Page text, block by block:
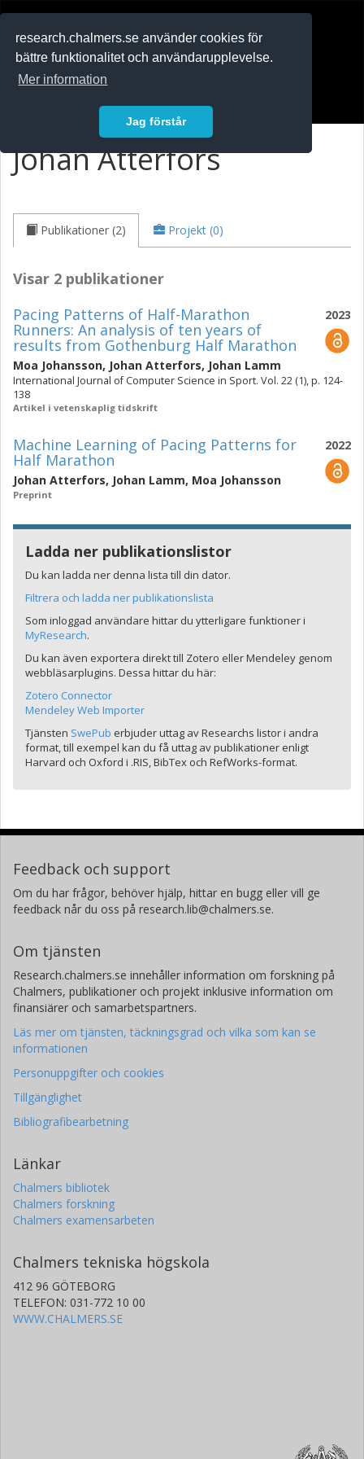
research.chalmers.se använder cookies för
bättre funktionalitet och användarupplevelse.
Mer information
Jag förstår
Johan Atterfors
Publikationer (2) Projekt (0)
Visar 2 publikationer
2023
Pacing Patterns of Half-Marathon
Runners: An analysis of ten years of
results from Gothenburg Half Marathon
Moa Johansson, Johan Atterfors, Johan Lamm
International Journal of Computer Science in Sport. Vol. 22 (1), p. 124-
138
Artikel i vetenskaplig tidskrift
2022
Machine Learning of Pacing Patterns for
Half Marathon
Johan Atterfors, Johan Lamm, Moa Johansson
Preprint
Ladda ner publikationslistor
Du kan ladda ner denna lista till din dator.
Filtrera och ladda ner publikationslista
Som inloggad användare hittar du ytterligare funktioner i
MyResearch.
Du kan även exportera direkt till Zotero eller Mendeley genom
webbläsarplugins. Dessa hittar du här:
Zotero Connector
Mendeley Web Importer
Tjänsten SwePub erbjuder uttag av Researchs listor i andra
format, till exempel kan du få uttag av publikationer enligt
Harvard och Oxford i .RIS, BibTex och RefWorks-format.
Feedback och support
Om du har frågor, behöver hjälp, hittar en bugg eller vill ge
feedback når du oss på research.lib@chalmers.se.
Om tjänsten
Research.chalmers.se innehåller information om forskning på
Chalmers, publikationer och projekt inklusive information om
finansiärer och samarbetspartners.
Läs mer om tjänsten, täckningsgrad och vilka som kan se
informationen
Personuppgifter och cookies
Tillgänglighet
Bibliografibearbetning
Länkar
Chalmers bibliotek
Chalmers forskning
Chalmers examensarbeten
Chalmers tekniska högskola
412 96 GÖTEBORG
TELEFON: 031-772 10 00
WWW.CHALMERS.SE